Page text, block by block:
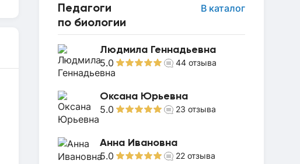
Педагоги
по биологии
В каталог
Людмила Геннадьевна
5.0 44 отзыва
Оксана Юрьевна
5.0 23 отзыва
Анна Ивановна
5.0 22 отзыва